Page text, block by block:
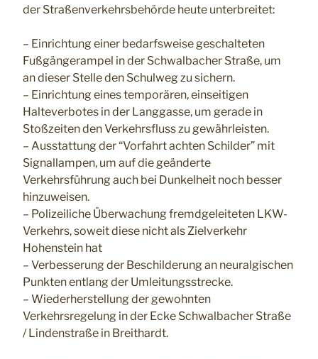
der Straßenverkehrsbehörde heute unterbreitet:
– Einrichtung einer bedarfsweise geschalteten
Fußgängerampel in der Schwalbacher Straße, um
an dieser Stelle den Schulweg zu sichern.
– Einrichtung eines temporären, einseitigen
Halteverbotes in der Langgasse, um gerade in
Stoßzeiten den Verkehrsfluss zu gewährleisten.
– Ausstattung der “Vorfahrt achten Schilder” mit
Signallampen, um auf die geänderte
Verkehrsführung auch bei Dunkelheit noch besser
hinzuweisen.
– Polizeiliche Überwachung fremdgeleiteten LKW-
Verkehrs, soweit diese nicht als Zielverkehr
Hohenstein hat
– Verbesserung der Beschilderung an neuralgischen
Punkten entlang der Umleitungsstrecke.
– Wiederherstellung der gewohnten
Verkehrsregelung in der Ecke Schwalbacher Straße
/ Lindenstraße in Breithardt.